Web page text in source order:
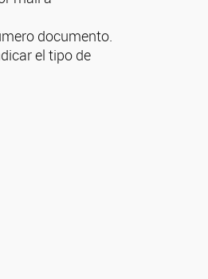
documento.
el tipo de